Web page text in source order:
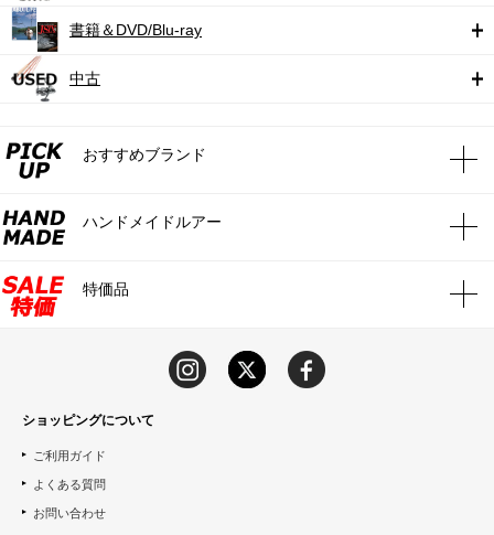
書籍＆DVD/Blu-ray
中古
おすすめブランド
ハンドメイドルアー
特価品
ショッピングについて
ご利用ガイド
よくある質問
お問い合わせ